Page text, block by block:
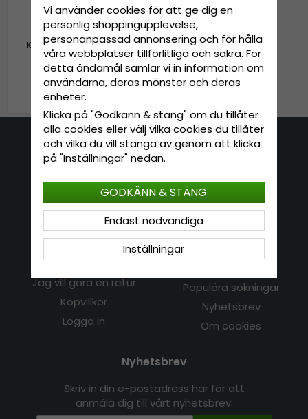
Keps - Outdoor Research
OR Ballcap (grön)
319 kr399 kr
Kontakta oss
E-mail: info@hatshop.se
Tel: 031-320 22 00
Kundservice
Kontakt
Jag vill göra en retur
Köpvillkor
Logga in
Information
Populära sökningar
Nyhetsbrev
Om cookies
Nyhetsbrev
Skriv in din e-postadress här för att
anmäla dig till vårt nyhetsbrev.
Vi använder cookies för att ge dig en
personlig shoppingupplevelse,
personanpassad annonsering och för hålla
våra webbplatser tillförlitliga och säkra. För
detta ändamål samlar vi in information om
användarna, deras mönster och deras
enheter.
Klicka på "Godkänn & stäng" om du tillåter
alla cookies eller välj vilka cookies du tillåter
och vilka du vill stänga av genom att klicka
på "Inställningar" nedan.
Inställningar
Endast nödvändiga
GODKÄNN & STÄNG